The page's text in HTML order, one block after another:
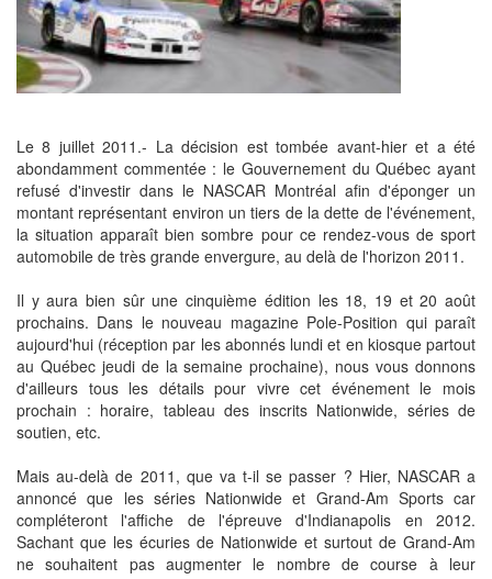
Le 8 juillet 2011.- La décision est tombée avant-hier et a été
abondamment commentée : le Gouvernement du Québec ayant
refusé d'investir dans le NASCAR Montréal afin d'éponger un
montant représentant environ un tiers de la dette de l'événement,
la situation apparaît bien sombre pour ce rendez-vous de sport
automobile de très grande envergure, au delà de l'horizon 2011.
Il y aura bien sûr une cinquième édition les 18, 19 et 20 août
prochains. Dans le nouveau magazine Pole-Position qui paraît
aujourd'hui (réception par les abonnés lundi et en kiosque partout
au Québec jeudi de la semaine prochaine), nous vous donnons
d'ailleurs tous les détails pour vivre cet événement le mois
prochain : horaire, tableau des inscrits Nationwide, séries de
soutien, etc.
Mais au-delà de 2011, que va t-il se passer ? Hier, NASCAR a
annoncé que les séries Nationwide et Grand-Am Sports car
compléteront l'affiche de l'épreuve d'Indianapolis en 2012.
Sachant que les écuries de Nationwide et surtout de Grand-Am
ne souhaitent pas augmenter le nombre de course à leur